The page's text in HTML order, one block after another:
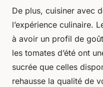
De plus, cuisiner avec
l’expérience culinaire.
à avoir un profil de
les tomates d’été ont
sucrée que celles
rehausse la qualité de